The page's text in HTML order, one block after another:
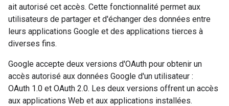
ait autorisé cet accès. Cette fonctionnalité permet aux
utilisateurs de partager et d'échanger des données entre
leurs applications Google et des applications tierces à
diverses fins.
Google accepte deux versions d'OAuth pour obtenir un
accès autorisé aux données Google d'un utilisateur :
OAuth 1.0 et OAuth 2.0. Les deux versions offrent un accès
aux applications Web et aux applications installées.